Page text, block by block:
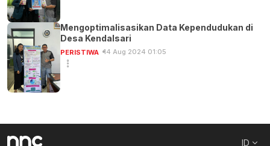
Mengoptimalisasikan Data Kependudukan di
Desa Kendalsari
PERISTIWA 14 Aug 2024 01:05
ID